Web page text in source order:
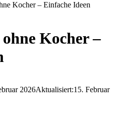
Kocher – Einfache Ideen
Kocher –
2026Aktualisiert:15. Februar